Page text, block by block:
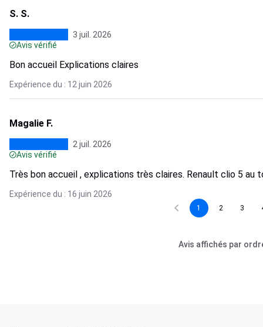
S. S.
3 juil. 2026
Avis vérifié
Bon accueil Explications claires
Expérience du : 12 juin 2026
Magalie F.
2 juil. 2026
Avis vérifié
Très bon accueil , explications très claires. Renault clio 5 au
Expérience du : 16 juin 2026
1 2 3
Avis affichés par